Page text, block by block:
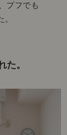
プフでも
。